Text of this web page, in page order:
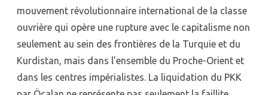
mouvement révolutionnaire international de la classe
ouvrière qui opère une rupture avec le capitalisme non
seulement au sein des frontières de la Turquie et du
Kurdistan, mais dans l’ensemble du Proche-Orient et
dans les centres impérialistes. La liquidation du PKK